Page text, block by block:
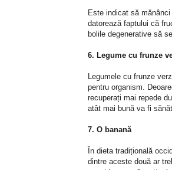
Este indicat să
datorează faptului că
bolile degenerative să
6. Legume cu frunze
Legumele cu frunze
pentru organism.
recuperați mai repede
atât mai bună va fi
7. O banană
În dieta tradițională
dintre aceste două ar